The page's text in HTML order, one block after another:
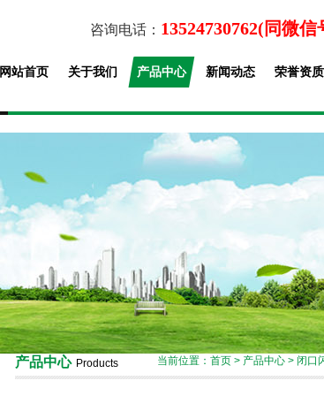
咨询电话： 13524730762(同微信
网站首页 关于我们 产品中心 新闻动态 荣誉资质
产品中心 Products 当前位置： 首页 > 产品中心 > 闭口